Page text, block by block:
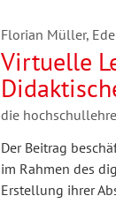
Florian Müller,
Virtuelle
und KI-
die
Der Beitrag
im Rahmen des
Erstellung ihrer